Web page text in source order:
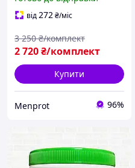
ваги та росту м'язів)
від272₴/міс
2 720₴/комплект
3 250 ₴/комплект
Купити
Menprot 96%